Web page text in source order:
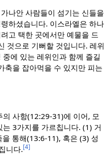
나안 사람들이 섬기는 신들을
하셨습니다. 이스라엘은 하나
고 택한 곳에서만 예물을 드
것으로 기뻐할 것입니다. 레위
에 있는 레위인과 함께 즐길
축을 잡아먹을 수 있지만 피는
사항(12:29-31)에 이어, 모
3가지를 가르칩니다. (1) 거
통해(13:6-11), 혹은 (3) 성
니다.[4]